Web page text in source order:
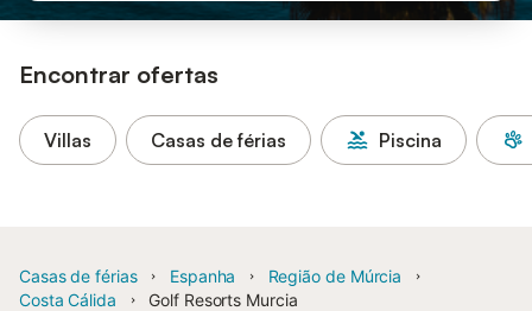
Encontrar ofertas
Villas Casas de férias Piscina
Casas de férias Espanha
Região de Múrcia
Costa Cálida
Golf Resorts Murcia